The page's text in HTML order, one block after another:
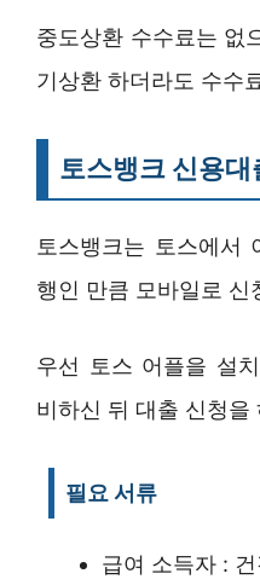
중도상환 수수료는 없
기상환 하더라도 수수
토스뱅크 신용대
토스뱅크는 토스에서
행인 만큼 모바일로 신
우선 토스 어플을 설
비하신 뒤 대출 신청을
필요 서류
급여 소득자 :